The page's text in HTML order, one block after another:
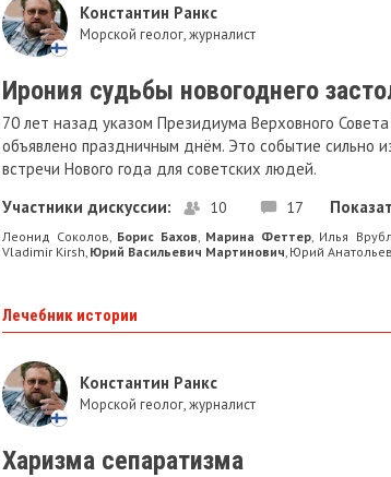
Константин Ранкс
Морской геолог, журналист
Ирония судьбы новогоднего
70 лет назад указом Президиума Верховного
объявлено праздничным днём. Это событие сильно
встречи Нового года для советских людей.
Участники дискуссии:
10 17
Леонид Соколов, Борис Бахов, Марина Феттер, Илья
Vladimir Kirsh, Юрий Васильевич Мартинович, Юрий
Лечебник истории
Константин Ранкс
Морской геолог, журналист
Харизма сепаратизма